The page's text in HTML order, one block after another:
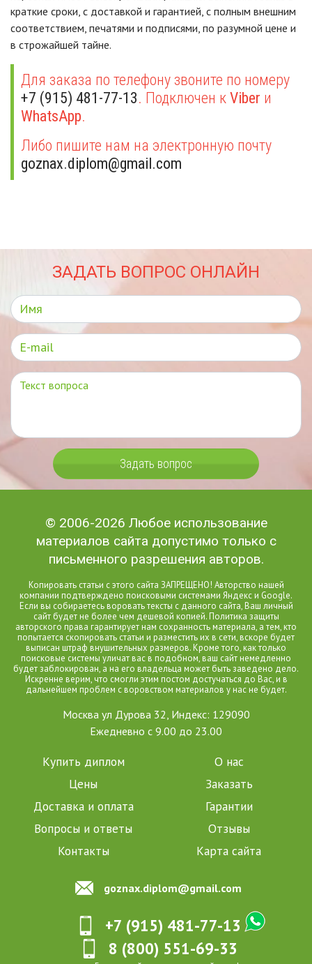
краткие сроки, с доставкой и гарантией, с полным внешним
соответствием, печатями и подписями, по разумной цене и
в строжайшей тайне.
Для заказа по телефону звоните по номеру
+7 (915) 481-77-13. Подключен к Viber и
WhatsApp.
Либо пишите нам на электронную почту
goznax.diplom@gmail.com
ЗАДАТЬ ВОПРОС ОНЛАЙН
Задать вопрос
© 2006-2026 Любое использование
материалов сайта допустимо только с
письменного разрешения авторов.
Копировать статьи с этого сайта ЗАПРЕЩЕНО! Авторство нашей
компании подтверждено поисковыми системами Яндекс и Google.
Если вы собираетесь воровать тексты с данного сайта, Ваш личный
сайт будет не более чем дешевой копией. Политика защиты
авторского права гарантирует нам сохранность материала, а тем, кто
попытается скопировать статьи и разместить их в сети, вскоре будет
выписан штраф внушительных размеров. Кроме того, как только
поисковые системы уличат вас в подобном, ваш сайт немедленно
будет заблокирован, а на его владельца может быть заведено дело.
Искренне верим, что смогли этим постом достучаться до Вас, и в
дальнейшем проблем с воровством материалов у нас не будет.
Москва ул Дурова 32, Индекс: 129090
Ежедневно с 9.00 до 23.00
Купить диплом
О нас
Цены
Заказать
Доставка и оплата
Гарантии
Вопросы и ответы
Отзывы
Контакты
Карта сайта
goznax.diplom@gmail.com
+7 (915) 481-77-13
8 (800) 551-69-33